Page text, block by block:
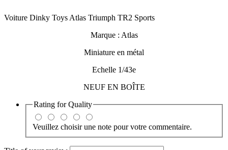
Voiture Dinky Toys Atlas Triumph TR2 Sports
Marque : Atlas
Miniature en métal
Echelle 1/43e
NEUF EN BOÎTE
Rating forQuality
Veuillez choisir une note pour votre commentaire.